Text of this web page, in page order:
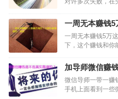
果你连工作挣钱
着，哄着，鼓励
穷！这是不是鸡
一周无本赚钱5
假的，别信
一周无本赚钱5万
下，这个赚钱和你
元，那就跟玩似得
人来说，那是绝对
年的班，也就只
加导师微信赚
揭秘一下吧
微信导师一带一赚
手机上面看到一些